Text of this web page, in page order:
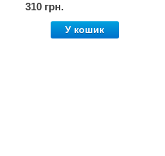
310 грн.
У кошик